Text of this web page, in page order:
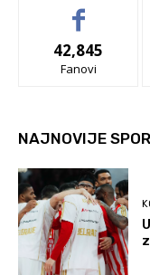
42,845
Fanovi
NAJNOVIJE